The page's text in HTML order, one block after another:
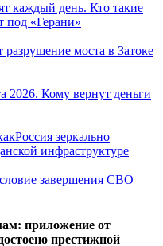
каждый день. Кто такие
под «Герани»
моста в Затоке
Кому вернут деньги
зеркально
инфраструктуре
завершения СВО
приложение от
престижной